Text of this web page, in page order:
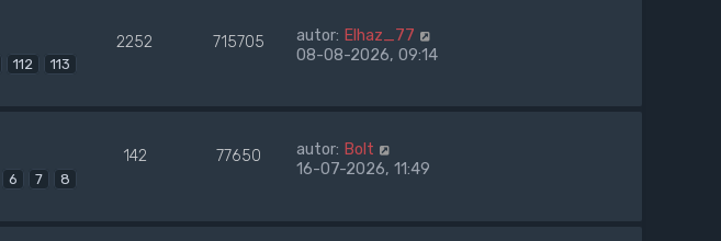
112 113
2252 715705 autor: Elhaz_77
08-08-2026, 09:14
6 7 8
142 77650 autor: Bolt
16-07-2026, 11:49